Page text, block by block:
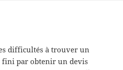
difficultés à trouver un
par obtenir un devis